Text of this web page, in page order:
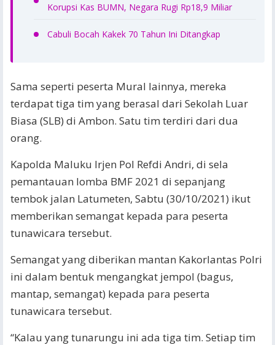
Korupsi Kas BUMN, Negara Rugi Rp18,9 Miliar
Cabuli Bocah Kakek 70 Tahun Ini Ditangkap
Sama seperti peserta Mural lainnya, mereka
terdapat tiga tim yang berasal dari Sekolah Luar
Biasa (SLB) di Ambon. Satu tim terdiri dari dua
orang.
Kapolda Maluku Irjen Pol Refdi Andri, di sela
pemantauan lomba BMF 2021 di sepanjang
tembok jalan Latumeten, Sabtu (30/10/2021) ikut
memberikan semangat kepada para peserta
tunawicara tersebut.
Semangat yang diberikan mantan Kakorlantas Polri
ini dalam bentuk mengangkat jempol (bagus,
mantap, semangat) kepada para peserta
tunawicara tersebut.
“Kalau yang tunarungu ini ada tiga tim. Setiap tim